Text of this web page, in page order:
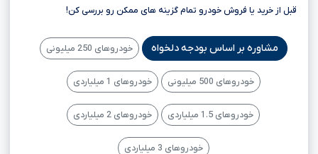
قبل از خرید یا فروش خودرو تمام گزینه های ممکن رو بررسی کن!
مشاوره بر اساس بودجه دلخواه خودروهای 250 میلیونی
خودروهای 500 میلیونی خودروهای 1 میلیاردی
خودروهای 1.5 میلیاردی خودروهای 2 میلیاردی
خودروهای 3 میلیاردی